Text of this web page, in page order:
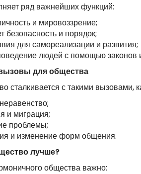
ряд важнейших функций:
и мировоззрение;
безопасность и порядок;
для самореализации и развития;
людей с помощью законов
для общества
сталкивается с такими вызовами,
и миграция;
проблемы;
и изменение форм общения.
лучше?
общества важно: